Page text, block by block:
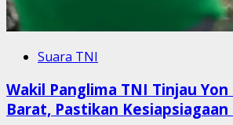
Suara TNI
Wakil Panglima TNI Tinjau Yon
Barat, Pastikan Kesiapsiagaan